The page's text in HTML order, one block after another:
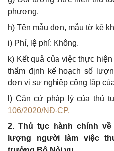
phương.
h) Tên mẫu đơn, mẫu tờ kê
i) Phí, lệ phí: Không.
k) Kết quả của việc thực
thẩm định kế hoạch số
đơn vị sự nghiệp công lập
l) Căn cứ pháp lý của thủ
106/2020/NĐ-CP.
2. Thủ tục hành chính
lượng người làm việc